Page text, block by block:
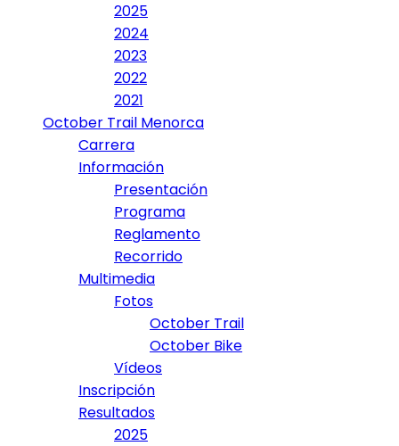
2025
2024
2023
2022
2021
October Trail Menorca
Carrera
Información
Presentación
Programa
Reglamento
Recorrido
Multimedia
Fotos
October Trail
October Bike
Vídeos
Inscripción
Resultados
2025